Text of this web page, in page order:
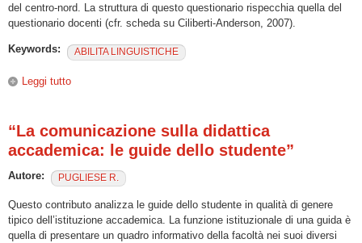
del centro-nord. La struttura di questo questionario rispecchia quella del
questionario docenti (cfr. scheda su Ciliberti-Anderson, 2007).
Keywords: ABILITA LINGUISTICHE
Leggi tutto
“La comunicazione sulla didattica
accademica: le guide dello studente”
Autore: PUGLIESE R.
Questo contributo analizza le guide dello studente in qualità di genere
tipico dell’istituzione accademica. La funzione istituzionale di una guida è
quella di presentare un quadro informativo della facoltà nei suoi diversi